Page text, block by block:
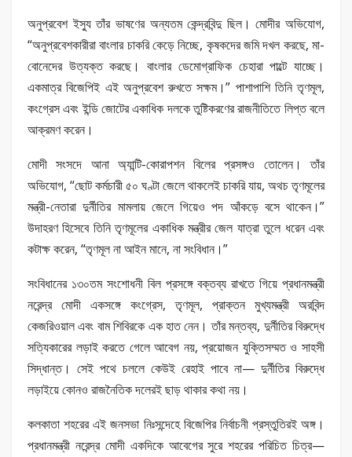
অনুপ্রবেশ ইস্যু তাঁর ভাষণের অন্যতম কেন্দ্রবিন্দু ছিল। মোদীর অভিযোগ,
“অনুপ্রবেশকারীরা বাংলার চাকরি কেড়ে নিচ্ছে, কৃষকদের জমি দখল করছে, মা-
বোনেদের উত্যক্ত করছে। বাংলার ডেমোগ্রাফিক চেহারা পাল্টে যাচ্ছে।
একমাত্র বিজেপিই এই অনুপ্রবেশ রুখতে সক্ষম।” পাশাপাশি তিনি তৃণমূল,
কংগ্রেস এবং ইন্ডি জোটের একাধিক দলকে তুষ্টিকরণের রাজনীতিতে লিপ্ত বলে
আক্রমণ করেন।
মোদী সংসদে আনা অ্যান্টি-কোরাপশন বিলের প্রসঙ্গও তোলেন। তাঁর
অভিযোগ, “ছোট কর্মচারী ৫০ ঘণ্টা জেলে থাকলেই চাকরি যায়, অথচ তৃণমূলের
মন্ত্রী-নেতারা দুর্নীতির মামলায় জেলে গিয়েও পদ আঁকড়ে বসে থাকেন।”
উদাহরণ হিসেবে তিনি তৃণমূলের একাধিক মন্ত্রীর জেল যাত্রা তুলে ধরেন এবং
কটাক্ষ করেন, “তৃণমূল না আইন মানে, না সংবিধান।”
সংবিধানের ১৩০তম সংশোধনী বিল প্রসঙ্গে বক্তব্য রাখতে গিয়ে প্রধানমন্ত্রী
নরেন্দ্র মোদী একসঙ্গে কংগ্রেস, তৃণমূল, প্রাক্তন মুখ্যমন্ত্রী অরবিন্দ
কেজরিওয়াল এবং বাম শিবিরকে এক হাত নেন। তাঁর মন্তব্য, দুর্নীতির বিরুদ্ধে
সত্যিকারের লড়াই করতে গেলে আবেগ নয়, প্রয়োজন যুক্তিসম্মত ও সাহসী
সিদ্ধান্ত। সেই পথে চললে কেউই রেহাই পাবে না— দুর্নীতির বিরুদ্ধে
লড়াইয়ে কোনও রাজনৈতিক দলেরই ছাড় থাকার কথা নয়।
কলকাতা শহরের এই জনসভা নিঃসন্দেহে বিজেপির নির্বাচনী প্রস্তুতিরই অঙ্গ।
প্রধানমন্ত্রী নরেন্দ্র মোদী একদিকে আবেগের সুরে শহরের পরিচিত চিত্র—